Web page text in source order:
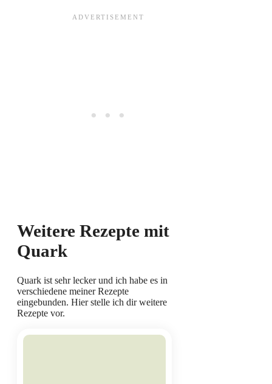
Weitere Rezepte mit
Quark
Quark ist sehr lecker und ich habe es in
verschiedene meiner Rezepte
eingebunden. Hier stelle ich dir weitere
Rezepte vor.